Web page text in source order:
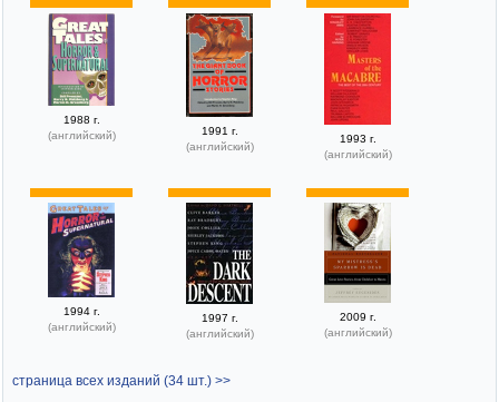
1988 г.
(английский)
1991 г.
(английский)
1993 г.
(английский)
1994 г.
(английский)
1997 г.
(английский)
2009 г.
(английский)
страница всех изданий (34 шт.) >>